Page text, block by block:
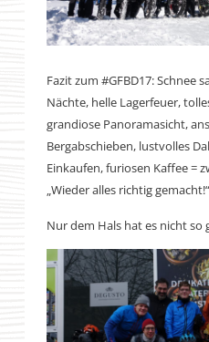
Fazit zum #GFBD17: Schnee
Nächte, helle Lagerfeuer,
grandiose Panoramasicht,
Bergabschieben, lustvolles
Einkaufen, furiosen Kaffee =
„Wieder alles richtig
Nur dem Hals hat es nicht so